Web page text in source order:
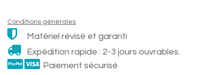
Conditions générales
Matériel révisé et garanti
Expédition rapide : 2-3 jours ouvrables.
Paiement sécurisé